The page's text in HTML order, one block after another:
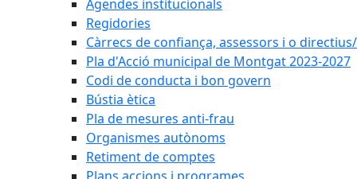
Agendes institucionals
Regidories
Càrrecs de confiança, assessors i o
Pla d'Acció municipal de Montgat 2023-2027
Codi de conducta i bon govern
Bústia ètica
Pla de mesures anti-frau
Organismes autònoms
Retiment de comptes